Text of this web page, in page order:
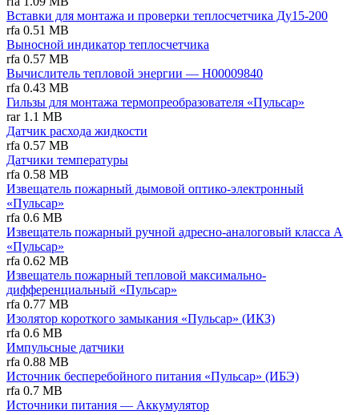
Вставки для монтажа и проверки теплосчетчика Ду15-200
rfa 0.51 MB
Выносной индикатор теплосчетчика
rfa 0.57 MB
Вычислитель тепловой энергии — Н00009840
rfa 0.43 MB
Гильзы для монтажа термопреобразователя «Пульсар»
rar 1.1 MB
Датчик расхода жидкости
rfa 0.57 MB
Датчики температуры
rfa 0.58 MB
Извещатель пожарный дымовой оптико-электронный
«Пульсар»
rfa 0.6 MB
Извещатель пожарный ручной адресно-аналоговый класса А
«Пульсар»
rfa 0.62 MB
Извещатель пожарный тепловой максимально-
дифференциальный «Пульсар»
rfa 0.77 MB
Изолятор короткого замыкания «Пульсар» (ИКЗ)
rfa 0.6 MB
Импульсные датчики
rfa 0.88 MB
Источник бесперебойного питания «Пульсар» (ИБЭ)
rfa 0.7 MB
Источники питания — Аккумулятор